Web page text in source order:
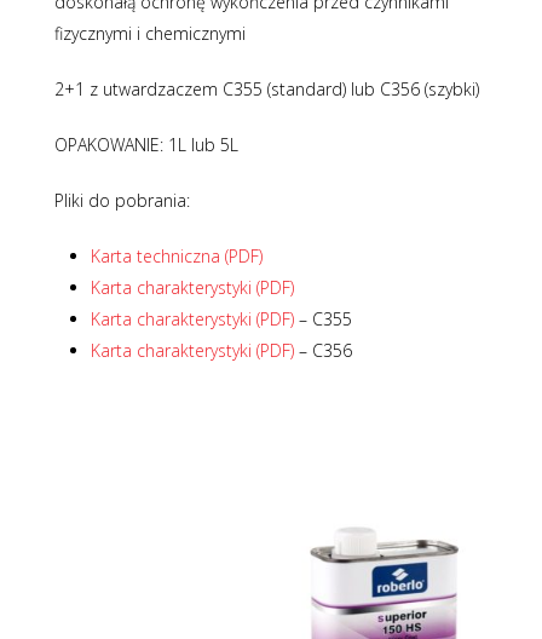
fizycznymi i chemicznymi
2+1 z utwardzaczem C355 (standard) lub C356 (szybki)
OPAKOWANIE: 1L lub 5L
Pliki do pobrania:
Karta techniczna (PDF)
Karta charakterystyki (PDF)
Karta charakterystyki (PDF) – C355
Karta charakterystyki (PDF) – C356